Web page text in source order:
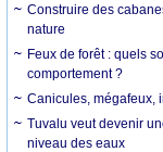
Construire des
nature
Feux de forêt : quels
comportement ?
Canicules, mégafeux,
Tuvalu veut devenir
niveau des eaux